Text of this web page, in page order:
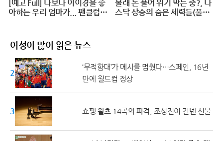
[예고 Full] 나보다 이이경을 좋
아하는 우리 엄마가... 팬클럽
몰래 돈 풀어 위기 막는 중?, 나
스닥 상승의 숨은 세력들(풀버
여성이 많이 읽은 뉴스
20대 ↓
‘무적함대’가 메시를 멈췄다…스페인, 16년
만에 월드컵 정상
30대 쇼팽 왈츠 14곡의 파격, 조성진이 건넨 선물